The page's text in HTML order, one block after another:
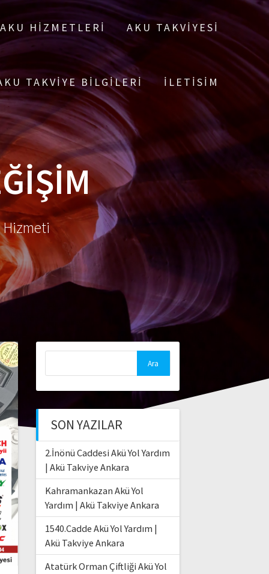
AKU HIZMETLERI AKU TAKVIYESI
TAKVIYE BILGILERI ILETISIM
Hizmeti
SON YAZILAR
2.İnönü Caddesi Akü Yol Yardım
| Akü Takviye Ankara
Kahramankazan Akü Yol
Yardım | Akü Takviye Ankara
1540.Cadde Akü Yol Yardım |
Akü Takviye Ankara
Atatürk Orman Çiftliği Akü Yol